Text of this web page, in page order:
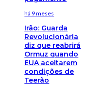
há 9 meses
Irão: Guarda
Revolucionária
diz que reabrirá
Ormuz quando
EUA aceitarem
condições de
Teerão